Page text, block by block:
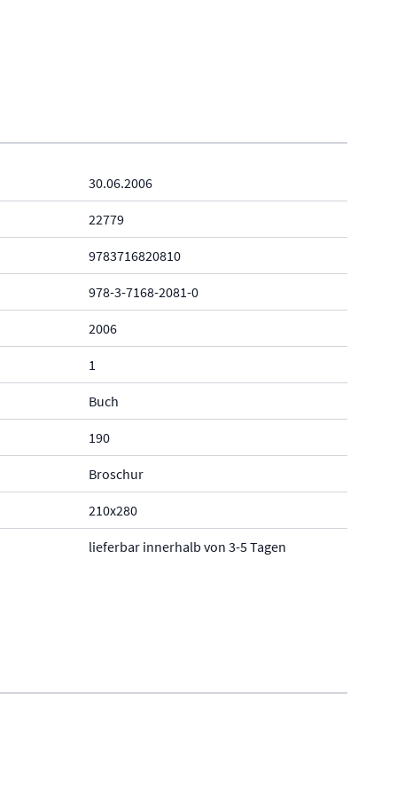
30.06.2006
22779
9783716820810
978-3-7168-2081-0
2006
1
Buch
190
Broschur
210x280
lieferbar innerhalb von 3-5 Tagen